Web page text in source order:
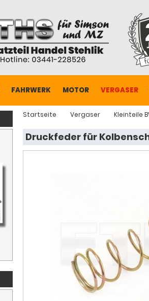
FAHRWERK MOTOR VERGASER
Startseite Vergaser Kleinteile
Druckfeder für